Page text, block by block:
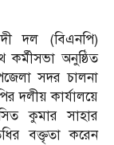
দল (বিএনপি)
অনুষ্ঠিত
সদর চালনা
দলীয় কার্যালয়ে
কুমার সাহার
বক্তৃতা করেন